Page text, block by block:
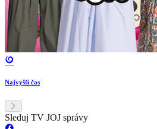
Najvyšší čas
Sleduj TV JOJ správy